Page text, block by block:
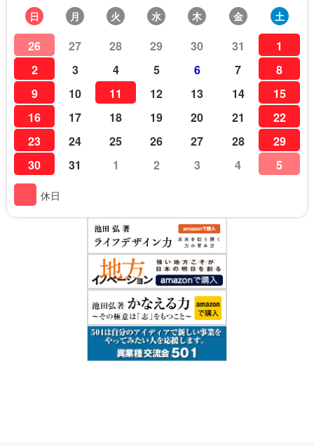
日 月 火 水 木 金 土
26 27 28 29 30 31
1
2
3 4 5 6 7
8
9
10 11 12 13 14
15
16
17 18 19 20 21
22
23
24 25 26 27 28
29
30
31 1 2 3 4 5
休日